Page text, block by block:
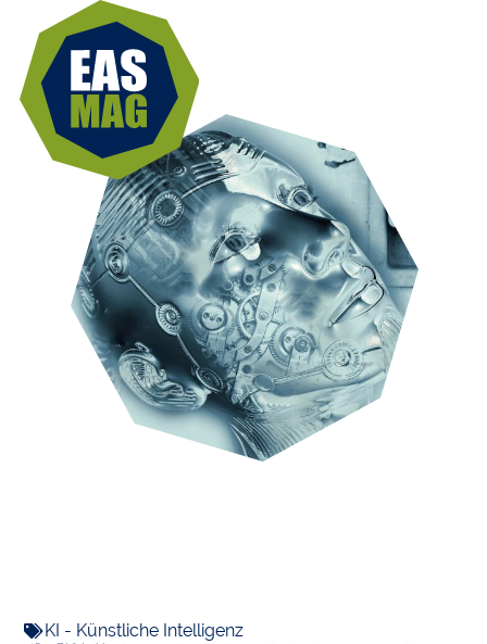
KI - Künstliche Intelligenz